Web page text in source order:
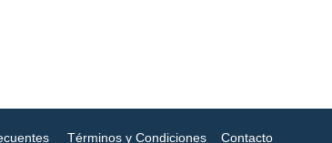
Términos y Condiciones Contacto